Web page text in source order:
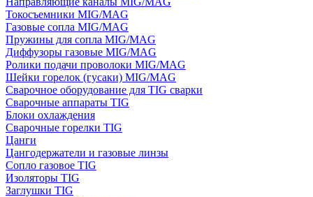
Токосъемники MIG/MAG
Газовые сопла MIG/MAG
Пружины для сопла MIG/MAG
Диффузоры газовые MIG/MAG
Ролики подачи проволоки MIG/MAG
Шейки горелок (гусаки) MIG/MAG
Сварочное оборудование для TIG сварки
Сварочные аппараты TIG
Блоки охлаждения
Сварочные горелки TIG
Цанги
Цангодержатели и газовые линзы
Сопло газовое TIG
Изоляторы TIG
Заглушки TIG